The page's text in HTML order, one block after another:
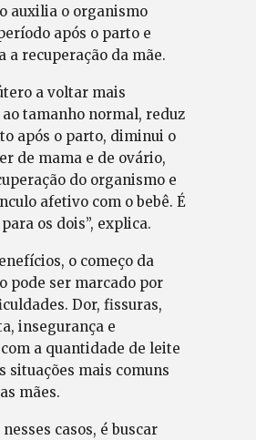
auxilia o organismo
após o parto e
a recuperação da mãe.
a voltar mais
tamanho normal, reduz
após o parto, diminui o
de mama e de ovário,
do organismo e
afetivo com o bebê. É
os dois”, explica.
o começo da
pode ser marcado por
Dor, fissuras,
insegurança e
a quantidade de leite
situações mais comuns
mães.
casos, é buscar